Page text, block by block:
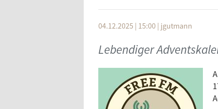
04.12.2025 | 15:00 | jgutmann
Lebendiger